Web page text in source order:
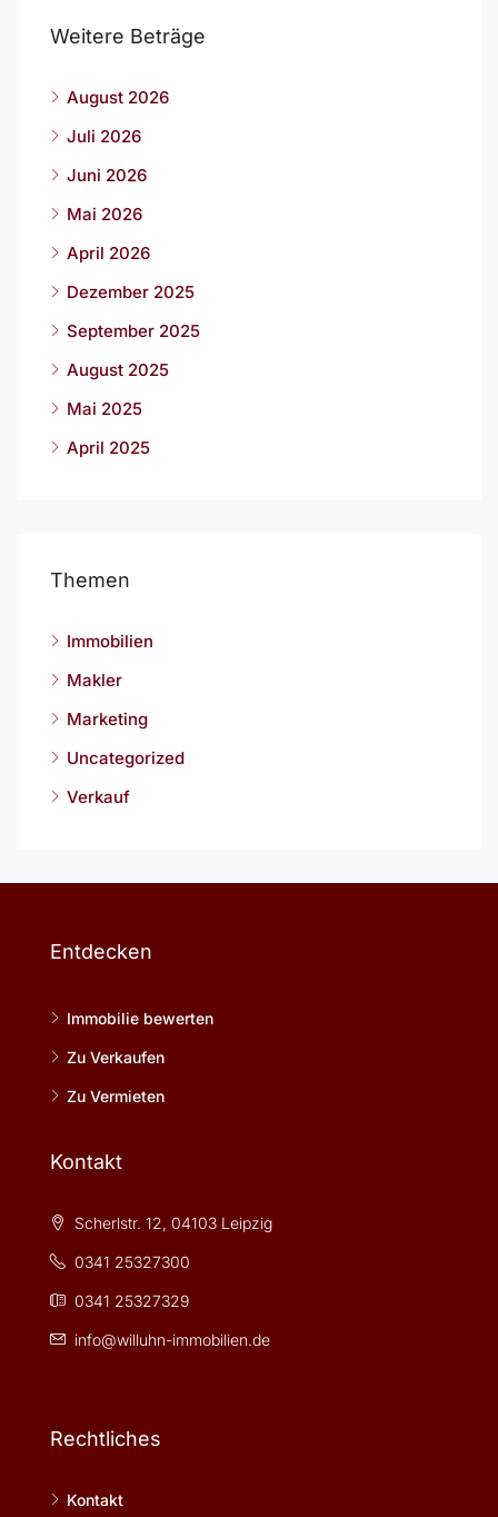
Weitere Beträge
August 2026
Juli 2026
Juni 2026
Mai 2026
April 2026
Dezember 2025
September 2025
August 2025
Mai 2025
April 2025
Themen
Immobilien
Makler
Marketing
Uncategorized
Verkauf
Entdecken
Immobilie bewerten
Zu Verkaufen
Zu Vermieten
Kontakt
Scherlstr. 12, 04103 Leipzig
0341 25327300
0341 25327329
info@willuhn-immobilien.de
Rechtliches
Kontakt